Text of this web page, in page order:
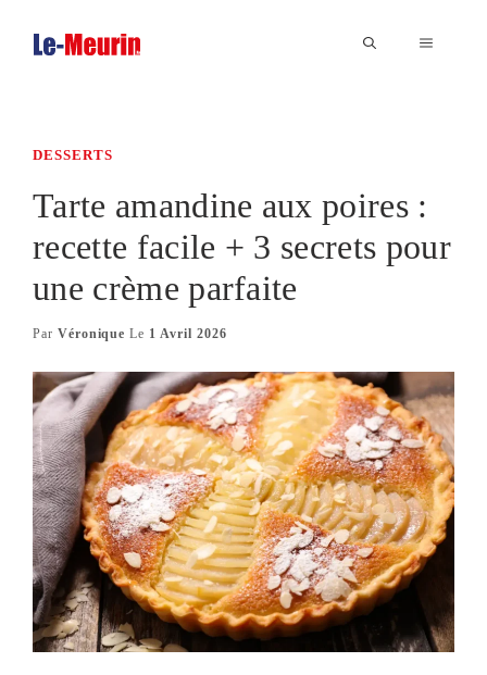
MENU
DESSERTS
Tarte amandine aux poires :
recette facile + 3 secrets pour
une crème parfaite
Par Véronique Le 1 Avril 2026